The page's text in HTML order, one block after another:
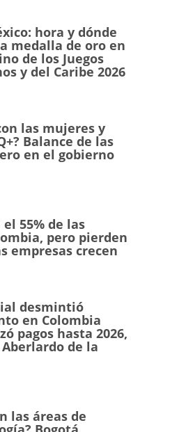
hora y dónde
medalla de oro en
de los Juegos
y del Caribe 2026
las mujeres y
Balance de las
en el gobierno
55% de las
pero pierden
empresas crecen
desmintió
en Colombia
pagos hasta 2026,
de la
las áreas de